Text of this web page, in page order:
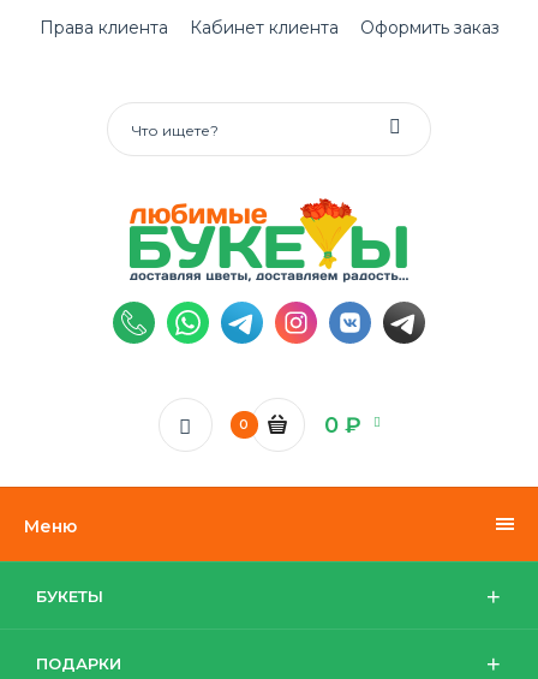
Права клиента Кабинет клиента Оформить заказ
0 0 ₽
Меню
БУКЕТЫ
ПОДАРКИ